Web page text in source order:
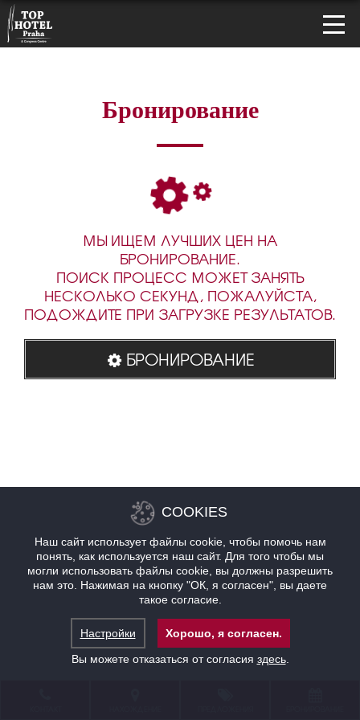
Бронирование
МЫ ИЩЕМ ЛУЧШИХ ЦЕН НА
БРОНИРОВАНИЕ.
ПОИСК ПРОЦЕСС МОЖЕТ ЗАНЯТЬ
НЕСКОЛЬКО СЕКУНД, ПОЖАЛУЙСТА,
ПОДОЖДИТЕ ПРИ ЗАГРУЗКЕ РЕЗУЛЬТАТОВ.
БРОНИРОВАНИЕ
COOKIES
Наш сайт использует файлы cookie, чтобы помочь нам
понять, как используется наш сайт. Для того чтобы мы
могли использовать файлы cookie, вы должны разрешить
нам это. Нажимая на кнопку "ОК, я согласен", вы даете
такое согласие.
Настройки
Хорошо, я согласен.
Вы можете отказаться от согласия здесь.